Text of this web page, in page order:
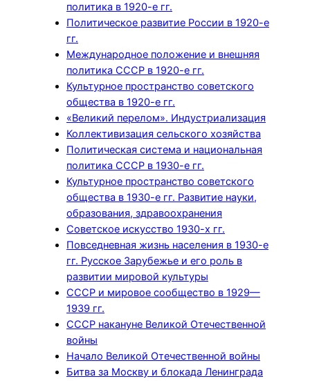
политика в 1920-е гг.
Политическое развитие России в 1920-е
гг.
Международное положение и внешняя
политика СССР в 1920-е гг.
Культурное пространство советского
общества в 1920-е гг.
«Великий перелом». Индустриализация
Коллективизация сельского хозяйства
Политическая система и национальная
политика СССР в 1930-е гг.
Культурное пространство советского
общества в 1930-е гг. Развитие науки,
образования, здравоохранения
Советское искусство 1930-х гг.
Повседневная жизнь населения в 1930-е
гг. Русское Зарубежье и его роль в
развитии мировой культуры
СССР и мировое сообщество в 1929—
1939 гг.
СССР накануне Великой Отечественной
войны
Начало Великой Отечественной войны
Битва за Москву и блокада Ленинграда